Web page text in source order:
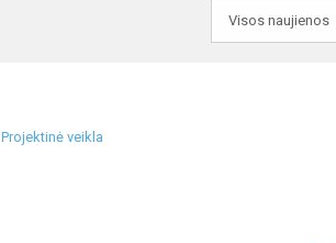
Projektinė veikla